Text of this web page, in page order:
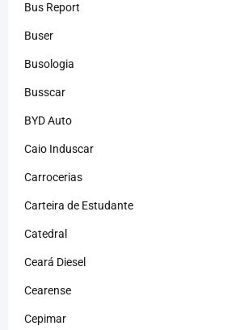
Bus Report
Buser
Busologia
Busscar
BYD Auto
Caio Induscar
Carrocerias
Carteira de Estudante
Catedral
Ceará Diesel
Cearense
Cepimar